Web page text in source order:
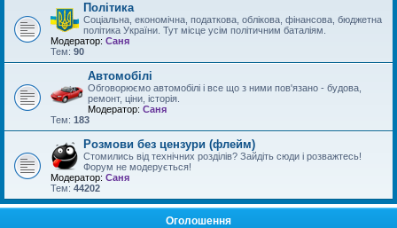
Політика
Соціальна, економічна, податкова, облікова, фінансова, бюджетна
політика України. Тут місце усім політичним баталіям.
Модератор: Саня
Тем: 90
Автомобілі
Обговорюємо автомобілі і все що з ними пов'язано - будова,
ремонт, ціни, історія.
Модератор: Саня
Тем: 183
Розмови без цензури (флейм)
Стомились від технічних розділів? Зайдіть сюди і розважтесь!
Форум не модерується!
Модератор: Саня
Тем: 44202
Оголошення